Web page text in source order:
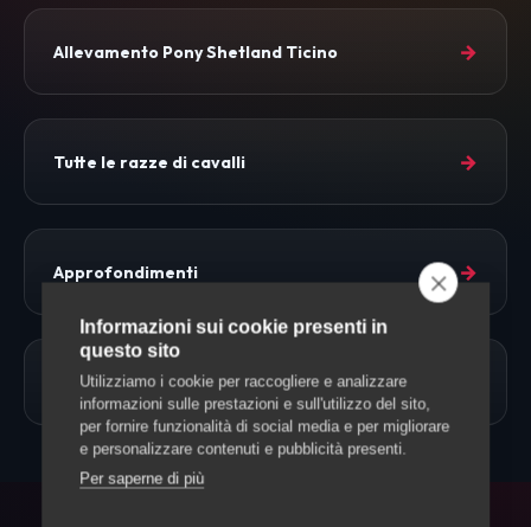
Allevamento Pony Shetland Ticino →
Tutte le razze di cavalli →
Approfondimenti →
Allevamento Cavalli
Informazioni sui cookie presenti in
questo sito
Utilizziamo i cookie per raccogliere e analizzare
informazioni sulle prestazioni e sull'utilizzo del sito,
per fornire funzionalità di social media e per migliorare
e personalizzare contenuti e pubblicità presenti.
Per saperne di più